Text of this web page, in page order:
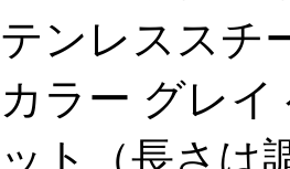
テンレススチ
カラー グレ
ット（長さは